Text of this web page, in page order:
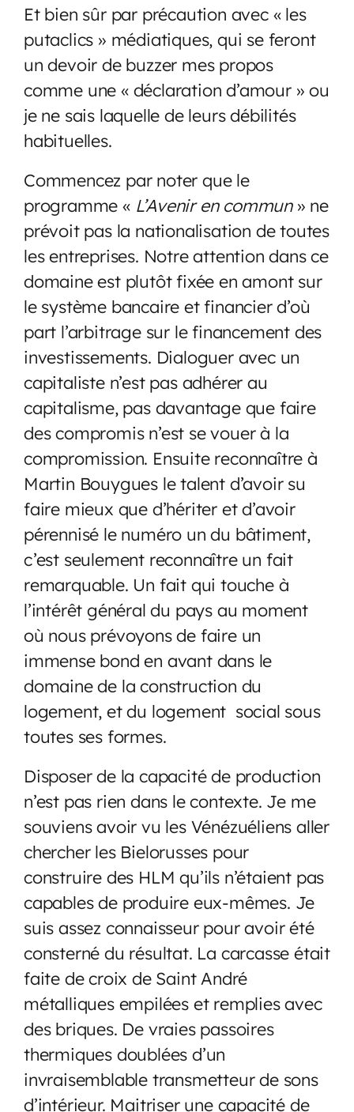
Et bien sûr par précaution avec « les
putaclics » médiatiques, qui se feront
un devoir de buzzer mes propos
comme une « déclaration d’amour » ou
je ne sais laquelle de leurs débilités
habituelles.
Commencez par noter que le
programme «L’Avenir en commun » ne
prévoit pas la nationalisation de toutes
les entreprises. Notre attention dans ce
domaine est plutôt fixée en amont sur
le système bancaire et financier d’où
part l’arbitrage sur le financement des
investissements. Dialoguer avec un
capitaliste n’est pas adhérer au
capitalisme, pas davantage que faire
des compromis n’est se vouer à la
compromission. Ensuite reconnaître à
Martin Bouygues le talent d’avoir su
faire mieux que d’hériter et d’avoir
pérennisé le numéro un du bâtiment,
c’est seulement reconnaître un fait
remarquable. Un fait qui touche à
l’intérêt général du pays au moment
où nous prévoyons de faire un
immense bond en avant dans le
domaine de la construction du
logement, et du logement social sous
toutes ses formes.
Disposer de la capacité de production
n’est pas rien dans le contexte. Je me
souviens avoir vu les Vénézuéliens aller
chercher les Bielorusses pour
construire des HLM qu’ils n’étaient pas
capables de produire eux-mêmes. Je
suis assez connaisseur pour avoir été
consterné du résultat. La carcasse était
faite de croix de Saint André
métalliques empilées et remplies avec
des briques. De vraies passoires
thermiques doublées d’un
invraisemblable transmetteur de sons
d’intérieur. Maitriser une capacité de